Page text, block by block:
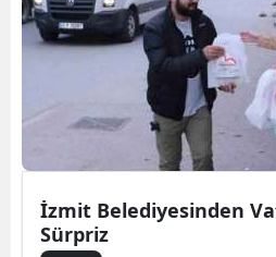
İzmit Belediyesinden
Sürpriz